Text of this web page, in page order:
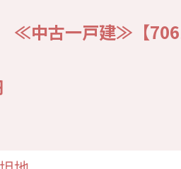
≪中古一戸建≫【